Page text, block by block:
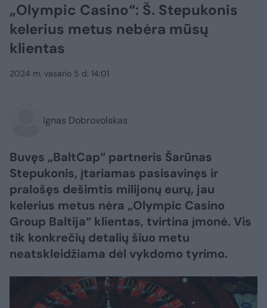
„Olympic Casino“: Š. Stepukonis
kelerius metus nebėra mūsų
klientas
2024 m. vasario 5 d. 14:01
Ignas Dobrovolskas
Buvęs „BaltCap“ partneris Šarūnas
Stepukonis, įtariamas pasisavinęs ir
pralošęs dešimtis milijonų eurų, jau
kelerius metus nėra „Olympic Casino
Group Baltija“ klientas, tvirtina įmonė. Vis
tik konkrečių detalių šiuo metu
neatskleidžiama dėl vykdomo tyrimo.